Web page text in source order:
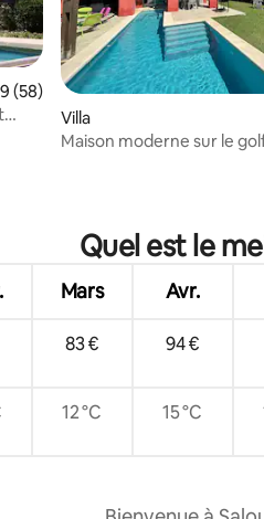
moyenne sur la base de
(58)
Villa
Maison moderne sur le
Quel est le
Mars Avr.
83 € 94 €
12 °C 15 °C